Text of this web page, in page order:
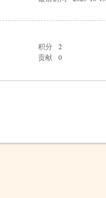
积分
2
贡献 0